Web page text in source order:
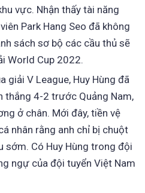
vực. Nhận thấy tài năng
Park Hang Seo đã không
sách sơ bộ các cầu thủ sẽ
World Cup 2022.
giải V League, Huy Hùng đã
thắng 4-2 trước Quảng Nam,
ở chân. Mới đây, tiền vệ
nhân rằng anh chỉ bị chuột
sớm. Có Huy Hùng trong đội
ngự của đội tuyển Việt Nam